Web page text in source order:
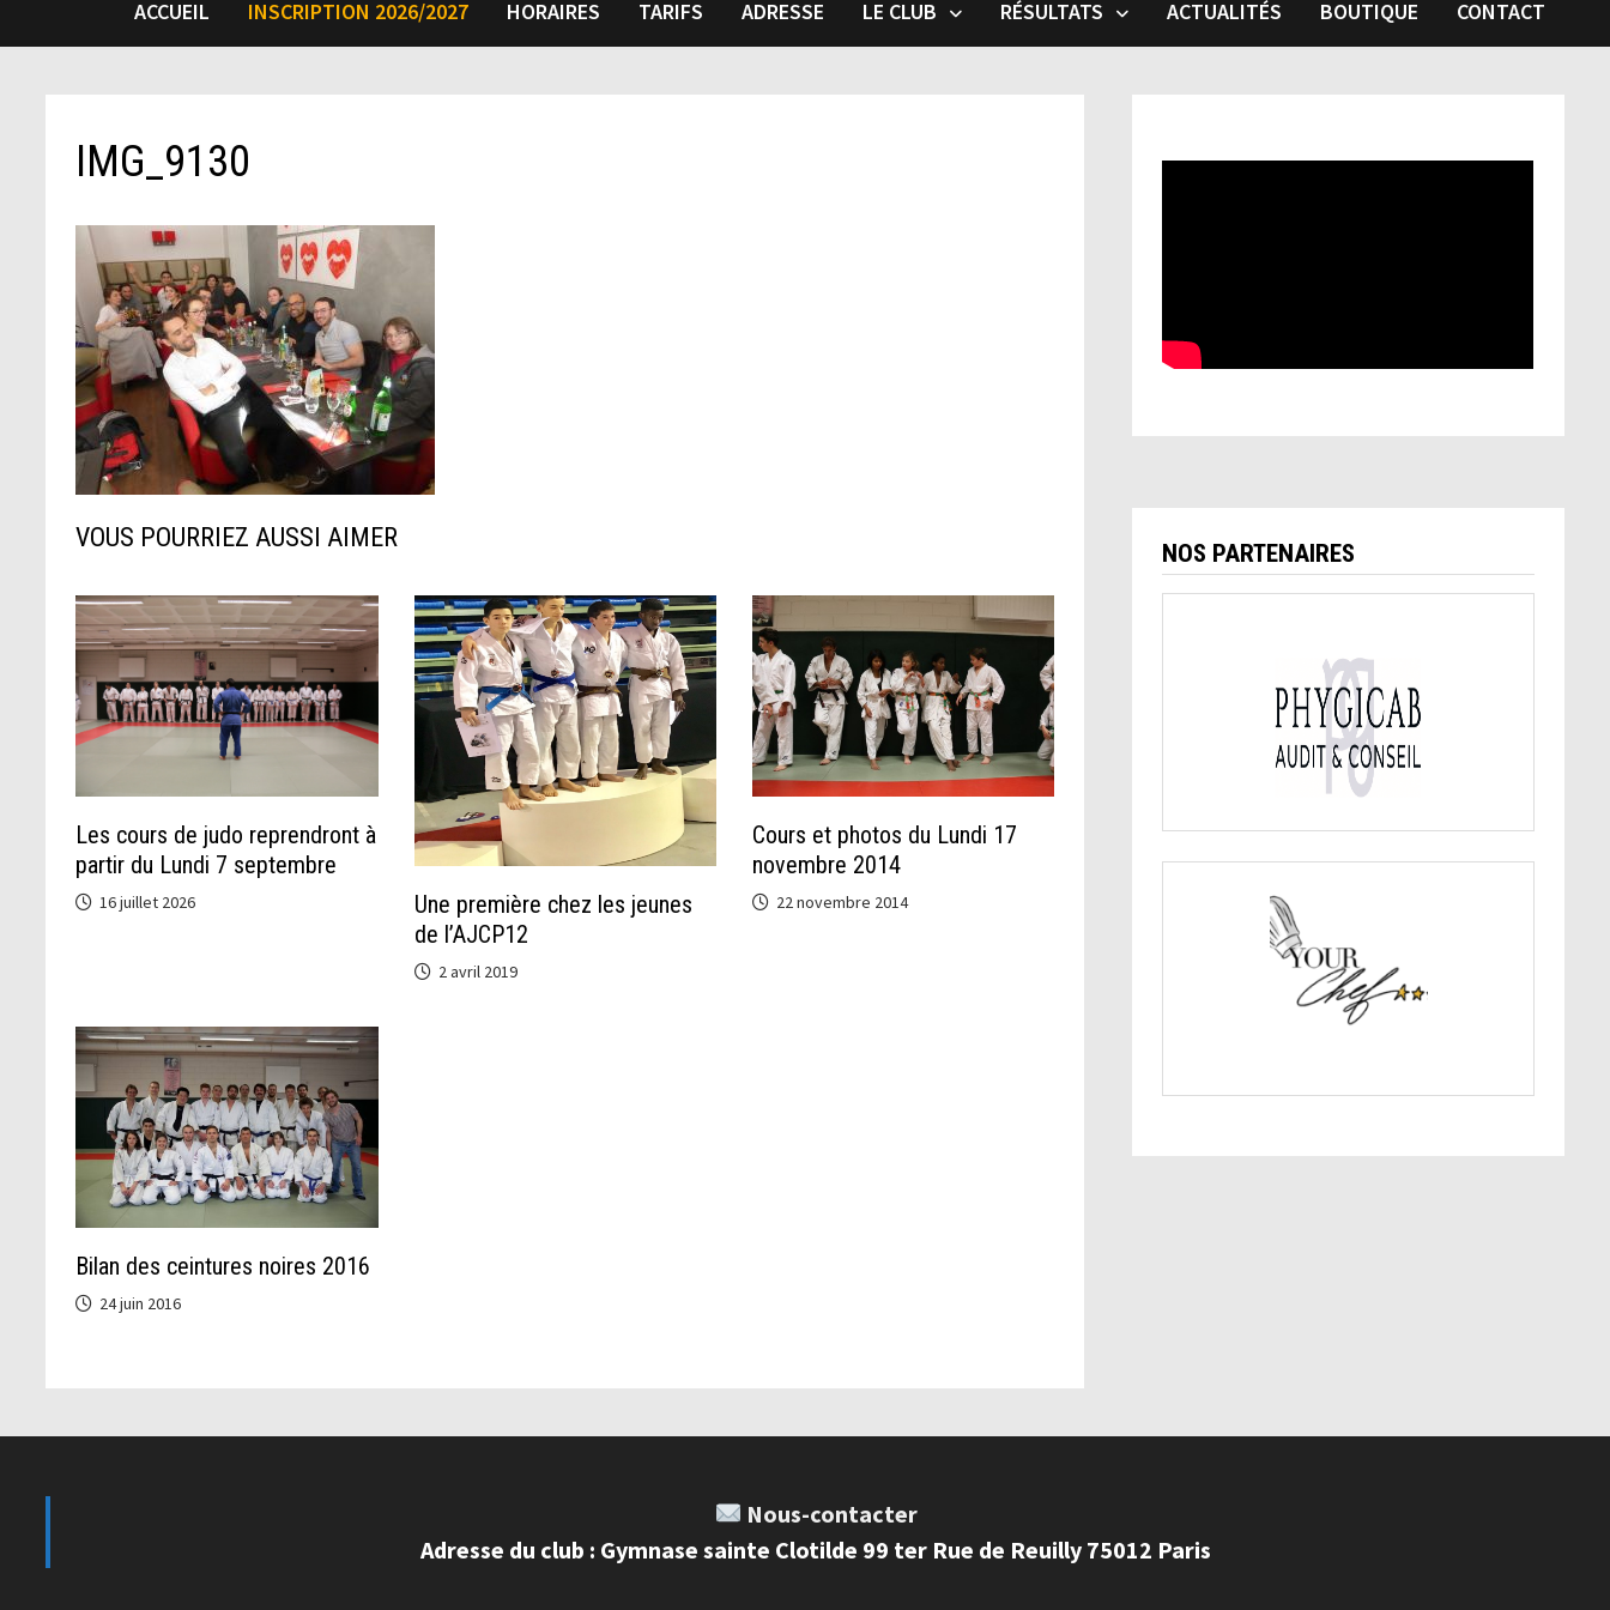
ACCUEIL INSCRIPTION 2026/2027 HORAIRES TARIFS ADRESSE LE CLUB RÉSULTATS ACTUALITÉS BOUTIQUE CONTACT
IMG_9130
VOUS POURRIEZ AUSSI AIMER
Les cours de judo reprendront à
partir du Lundi 7 septembre
16 juillet 2026
Une première chez les jeunes
de l’AJCP12
2 avril 2019
Cours et photos du Lundi 17
novembre 2014
22 novembre 2014
Bilan des ceintures noires 2016
24 juin 2016
NOS PARTENAIRES
Nous-contacter
Adresse du club : Gymnase sainte Clotilde 99 ter Rue de Reuilly 75012 Paris